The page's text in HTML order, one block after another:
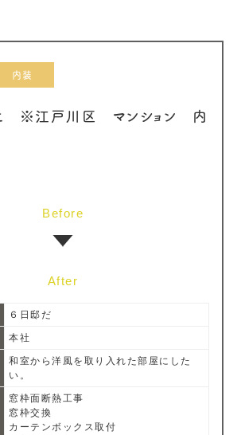
内装
※江戸川区 マンション 内
Before
After
６日邸だ
本社
和室から洋風を取り入れた部屋にした
い。
窓枠面断熱工事
窓枠交換
カーテンボックス取付